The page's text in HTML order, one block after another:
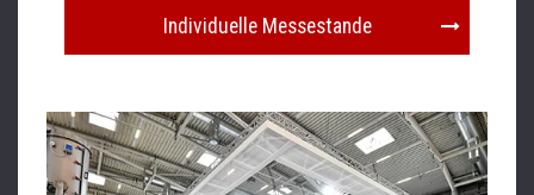
Individuelle Messestande